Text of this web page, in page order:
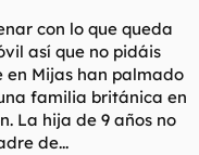
con lo que queda
así que no pidáis
en Mijas han palmado
familia británica en
La hija de 9 años no
de...